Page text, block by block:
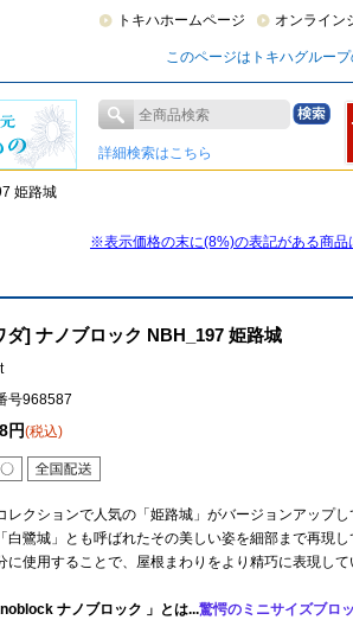
トキハホームページ オンライン
このページはトキハグルー
詳細検索はこちら
姫路城
※表示価格の末に(8%)の表記がある商品
ダ] ナノブロック NBH_197 姫路城
号968587
円(税込)
レクションで人気の「姫路城」がバージョンアップし
白鷺城」とも呼ばれたその美しい姿を細部まで再現
に使用することで、屋根まわりをより精巧に表現して
ナノブロック 」とは...驚愕のミニサイズブロ